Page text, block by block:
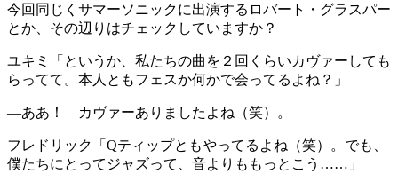
今回同じくサマーソニックに出演するロバート・グラスパー
とか、その辺りはチェックしていますか？
ユキミ
「というか、私たちの曲を２回くらいカヴァーしても
らってて。本人ともフェスか何かで会ってるよね？」
―ああ！ カヴァーありましたよね（笑）。
フレドリック
「Qティップともやってるよね（笑）。でも、
僕たちにとってジャズって、音よりももっとこう……」